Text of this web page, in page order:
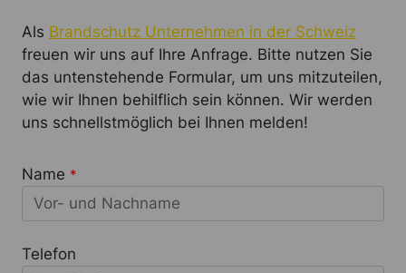
Als Brandschutz Unternehmen in der Schweiz
freuen wir uns auf Ihre Anfrage. Bitte nutzen Sie
das untenstehende Formular, um uns mitzuteilen,
wie wir Ihnen behilflich sein können. Wir werden
uns schnellstmöglich bei Ihnen melden!
Name *
Telefon